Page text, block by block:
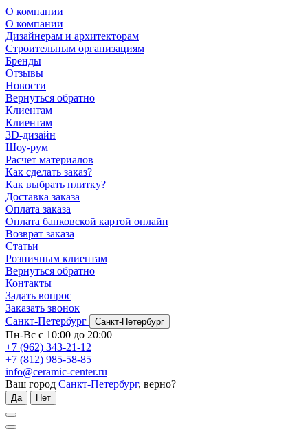
О компании
О компании
Дизайнерам и архитекторам
Строительным организациям
Бренды
Отзывы
Новости
Вернуться обратно
Клиентам
Клиентам
3D-дизайн
Шоу-рум
Расчет материалов
Как сделать заказ?
Как выбрать плитку?
Доставка заказа
Оплата заказа
Оплата банковской картой онлайн
Возврат заказа
Статьи
Розничным клиентам
Вернуться обратно
Контакты
Задать вопрос
Заказать звонок
Санкт-Петербург
Санкт-Петербург
Пн-Вс с 10:00 до 20:00
+7 (962) 343-21-12
+7 (812) 985-58-85
info@ceramic-center.ru
Ваш город Санкт-Петербург, верно?
Да Нет